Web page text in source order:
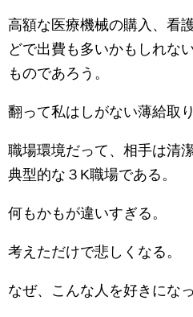
高額な医療機械の購入、看
どで出費も多いかもしれな
ものであろう。
翻って私はしがない薄給取
職場環境だって、相手は清
典型的な３K職場である。
何もかもが違いすぎる。
考えただけで悲しくなる。
なぜ、こんな人を好きにな